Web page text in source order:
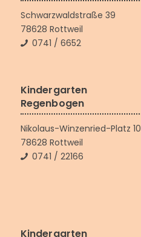
Schwarzwaldstraße 39
78628 Rottweil
0741 / 6652
Kindergarten
Regenbogen
Nikolaus-Winzenried-Platz 10
78628 Rottweil
0741 / 22166
Kindergarten